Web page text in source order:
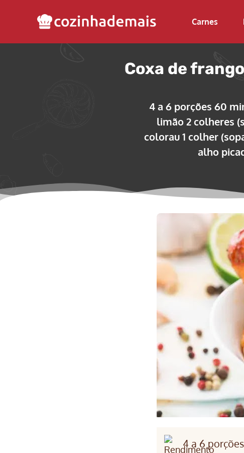
Carnes
Coxa de
4 a 6 porções 60
limão 2 colheres
colorau 1 colher
alho
4 a 6 porções